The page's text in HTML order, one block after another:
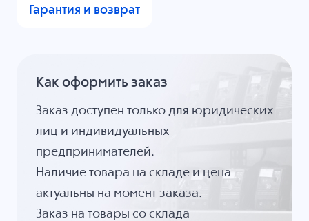
Гарантия и возврат
Как оформить заказ
Заказ доступен только для юридических
лиц и индивидуальных
предпринимателей.
Наличие товара на складе и цена
актуальны на момент заказа.
Заказ на товары со склада